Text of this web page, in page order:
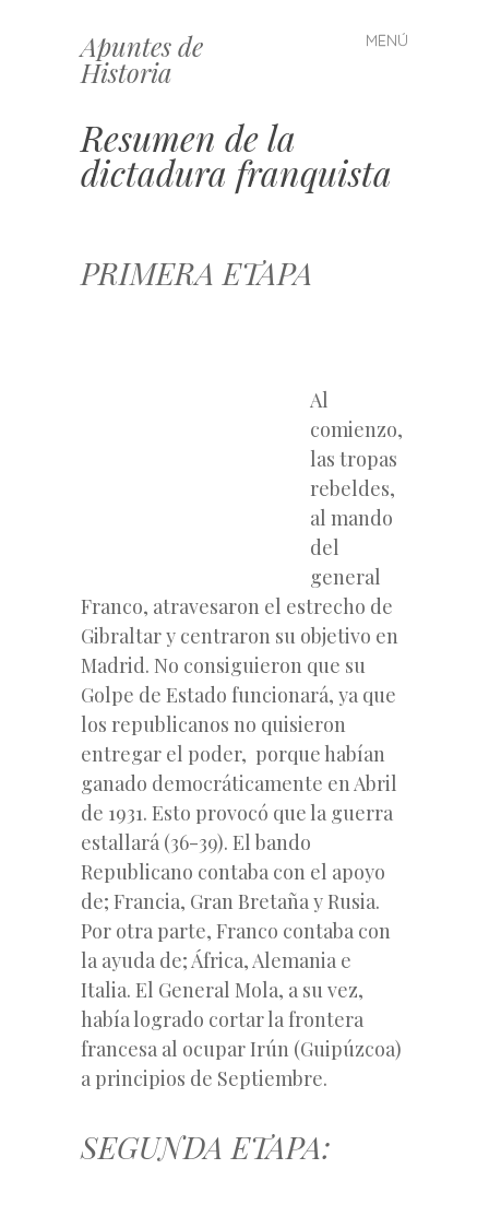
Apuntes de
Historia
MENÚ
Saltar
al
Resumen de la
dictadura franquista
PRIMERA ETAPA
Al
comienzo,
las tropas
rebeldes,
al mando
del
general
Franco, atravesaron el estrecho de
Gibraltar y centraron su objetivo en
Madrid. No consiguieron que su
Golpe de Estado funcionará, ya que
los republicanos no quisieron
entregar el poder, porque habían
ganado democráticamente en Abril
de 1931. Esto provocó que la guerra
estallará (36-39). El bando
Republicano contaba con el apoyo
de; Francia, Gran Bretaña y Rusia.
Por otra parte, Franco contaba con
la ayuda de; África,Alemania e
Italia. El General Mola, a su vez,
había logrado cortar la frontera
francesa al ocupar Irún (Guipúzcoa)
a principios de Septiembre.
SEGUNDA ETAPA: